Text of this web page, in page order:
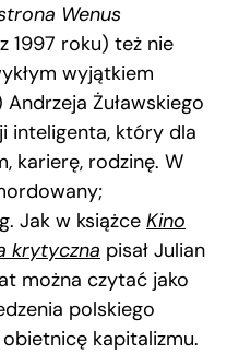
Wenus
1997 roku) też nie
wyjątkiem
Andrzeja Żuławskiego
inteligenta, który dla
karierę, rodzinę. W
Jak w książce Kino
krytyczna pisał Julian
można czytać jako
polskiego
kapitalizmu.